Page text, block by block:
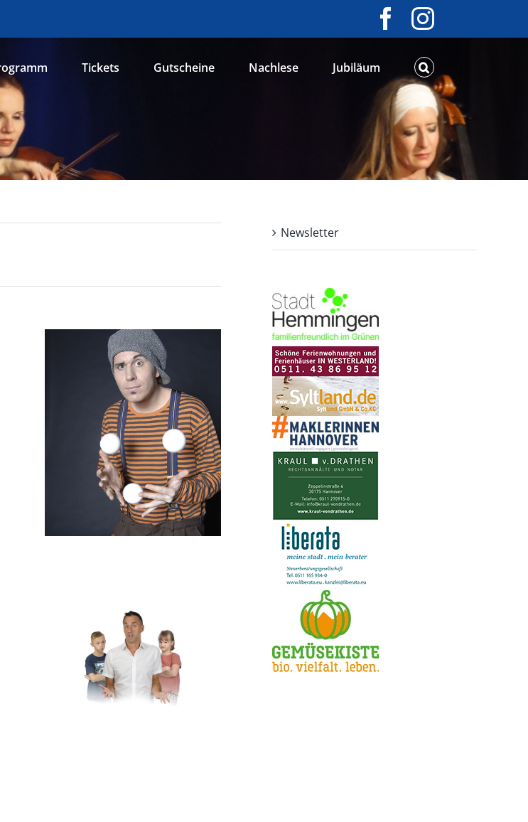
Facebook
Instagram
Tickets Gutscheine Nachlese Jubiläum
Newsletter